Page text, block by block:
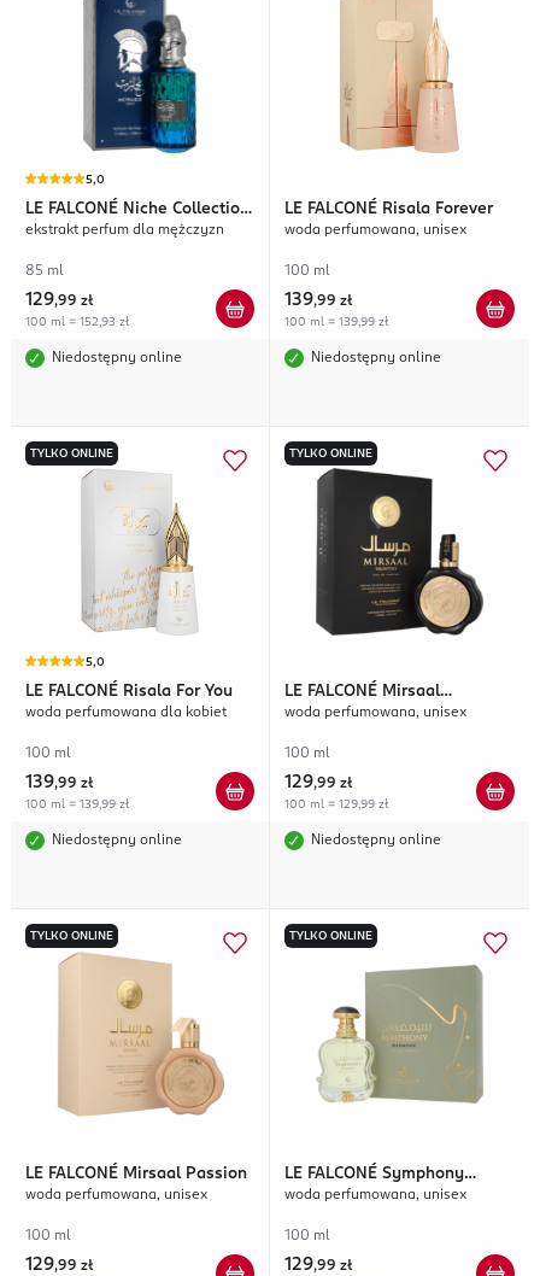
5,0
LE FALCONÉ Niche Collection
Muharib Hero
ekstrakt perfum dla mężczyzn
85 ml
129,99 zł
100 ml = 152,93 zł
Niedostępny online
LE FALCONÉ Risala Forever
woda perfumowana, unisex
100 ml
139,99 zł
100 ml = 139,99 zł
Niedostępny online
TYLKO ONLINE
5,0
LE FALCONÉ Risala For You
woda perfumowana dla kobiet
100 ml
139,99 zł
100 ml = 139,99 zł
Niedostępny online
TYLKO ONLINE
LE FALCONÉ Mirsaal
Valentine
woda perfumowana, unisex
100 ml
129,99 zł
100 ml = 129,99 zł
Niedostępny online
TYLKO ONLINE
LE FALCONÉ Mirsaal Passion
woda perfumowana, unisex
100 ml
129,99 zł
TYLKO ONLINE
LE FALCONÉ Symphony
Harmony
woda perfumowana, unisex
100 ml
129,99 zł